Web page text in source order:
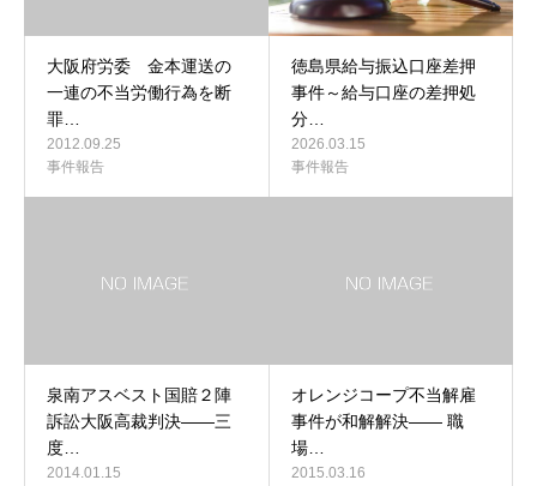
大阪府労委 金本運送の
一連の不当労働行為を断
罪…
2012.09.25
事件報告
徳島県給与振込口座差押
事件～給与口座の差押処
分…
2026.03.15
事件報告
泉南アスベスト国賠２陣
訴訟大阪高裁判決――三
度…
2014.01.15
オレンジコープ不当解雇
事件が和解解決―― 職
場…
2015.03.16